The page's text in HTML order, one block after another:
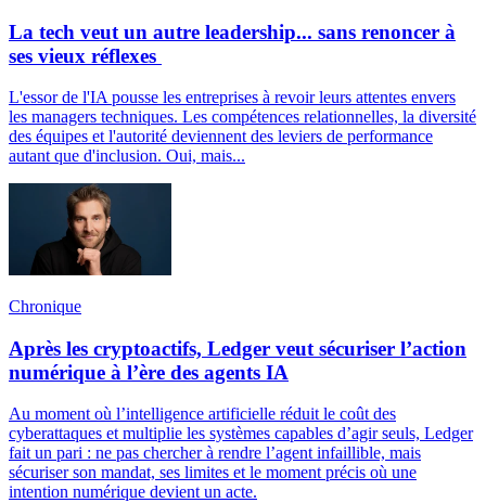
La tech veut un autre leadership... sans renoncer à
ses vieux réflexes
L'essor de l'IA pousse les entreprises à revoir leurs attentes envers
les managers techniques. Les compétences relationnelles, la diversité
des équipes et l'autorité deviennent des leviers de performance
autant que d'inclusion. Oui, mais...
Chronique
Après les cryptoactifs, Ledger veut sécuriser l’action
numérique à l’ère des agents IA
Au moment où l’intelligence artificielle réduit le coût des
cyberattaques et multiplie les systèmes capables d’agir seuls, Ledger
fait un pari : ne pas chercher à rendre l’agent infaillible, mais
sécuriser son mandat, ses limites et le moment précis où une
intention numérique devient un acte.